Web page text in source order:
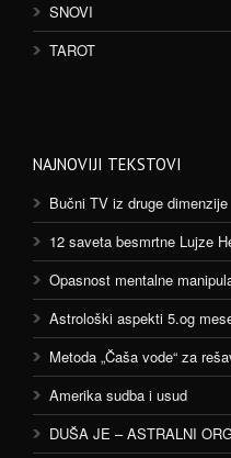
SNOVI
TAROT
NAJNOVIJI TEKSTOVI
Bučni TV iz druge dimenzije
12 saveta besmrtne Lujze
Opasnost mentalne
Astrološki aspekti 5.og
Metoda „Čaša vode“ za
Amerika sudba i usud
DUŠA JE – ASTRALNI